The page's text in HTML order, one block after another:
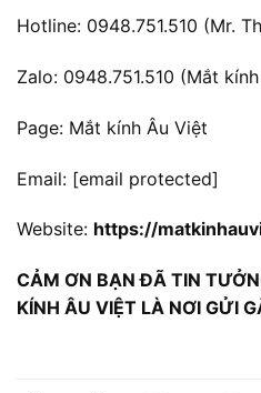
Hotline: 0948.751.510 (Mr.
Zalo: 0948.751.510 (Mắt
Page: Mắt kính Âu Việt
Email: [email protected]
Website: https://
CẢM ƠN BẠN ĐÃ TIN
KÍNH ÂU VIỆT LÀ NƠI GỬI